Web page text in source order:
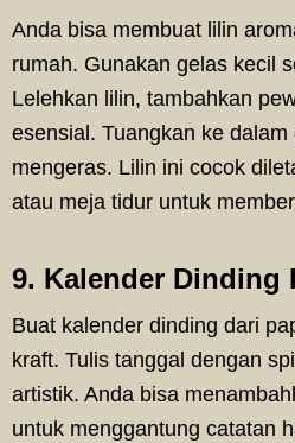
Anda bisa membuat lilin
rumah. Gunakan gelas kecil
Lelehkan lilin, tambahkan
esensial. Tuangkan ke
mengeras. Lilin ini cocok
atau meja tidur untuk
9. Kalender Dinding
Buat kalender dinding dari
kraft. Tulis tanggal dengan
artistik. Anda bisa
untuk menggantung catatan